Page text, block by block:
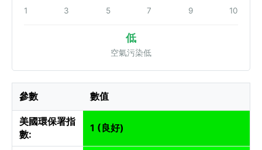
1 3 5 7 9 10
低
空氣污染低
參數 數值
美國環保署指
數:
1 (良好)